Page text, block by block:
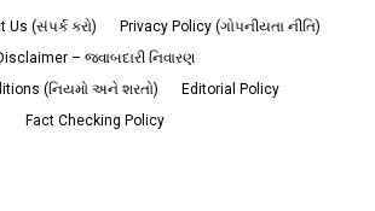
Us (સંપર્ક કરો)
Privacy Policy (ગોપનીયતા નીતિ)
– જવાબદારી નિવારણ
(નિયમો અને શરતો)
Editorial Policy
Fact Checking Policy